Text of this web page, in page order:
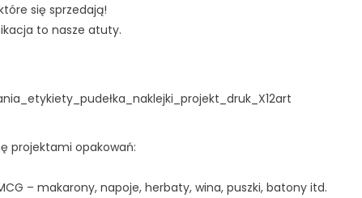
się sprzedają!
to nasze atuty.
projektami opakowań:
– makarony, napoje, herbaty, wina, puszki, batony itd.